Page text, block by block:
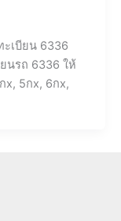
เบียน 6336
นรถ 6336 ให้
x, 5กx, 6กx,